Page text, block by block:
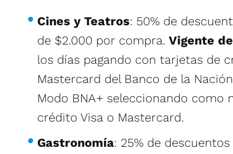
Cines y Teatros: 50% de
de $2.000 por compra. Vigente
los días pagando con tarjetas de
Mastercard del Banco de la
Modo BNA+ seleccionando como
crédito Visa o Mastercard.
Gastronomía: 25% de